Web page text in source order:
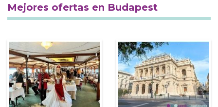
Mejores ofertas en Budapest